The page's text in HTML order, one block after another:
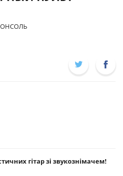
гітар зі звукознімачем!